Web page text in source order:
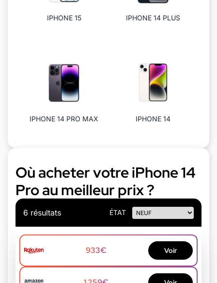
IPHONE 15 IPHONE 14 PLUS
IPHONE 14 PRO MAX IPHONE 14
Où acheter votre iPhone 14
Pro au meilleur prix ?
6 résultats ÉTAT
933€ Voir